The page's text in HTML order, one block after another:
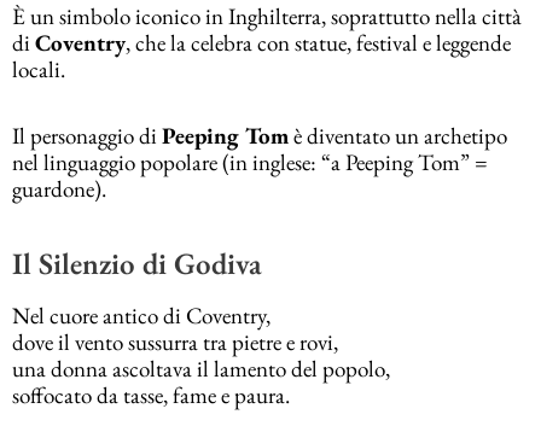
È un simbolo iconico in Inghilterra, soprattutto nella città
di Coventry, che la celebra con statue, festival e leggende
locali.
Il personaggio di Peeping Tomè diventato un archetipo
nel linguaggio popolare (in inglese: “a Peeping Tom” =
guardone).
Il Silenzio di Godiva
Nel cuore antico di Coventry,
dove il vento sussurra tra pietre e rovi,
una donna ascoltava il lamento del popolo,
soffocato da tasse, fame e paura.